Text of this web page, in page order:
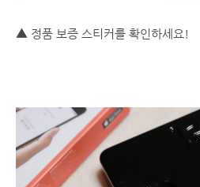
▲ 정품 보증 스티커를 확인하세요!